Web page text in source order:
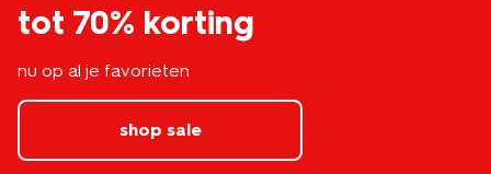
tot 70% korting
nu op al je favorieten
shop sale